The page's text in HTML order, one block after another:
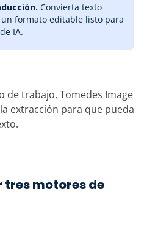
Convierta texto
formato editable listo para
IA.
de trabajo, Tomedes Image
extracción para que pueda
tres motores de